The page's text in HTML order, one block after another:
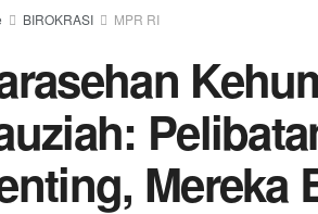
BIROKRASI MPR RI
Mereka